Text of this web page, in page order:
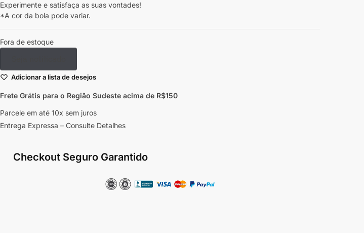
Experimente e satisfaça as suas vontades!
*A cor da bola pode variar.
Fora de estoque
Adicionar a lista de desejos
Frete Grátis para o Região Sudesteacima de R$150
Parcele em até 10x sem juros
Entrega Expressa – Consulte Detalhes
Checkout Seguro Garantido